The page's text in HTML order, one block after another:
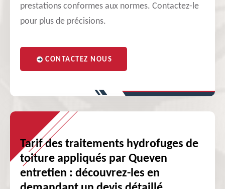
prestations conformes aux normes. Contactez-le
pour plus de précisions.
CONTACTEZ NOUS
Tarif des traitements hydrofuges de
toiture appliqués par Queven
entretien : découvrez-les en